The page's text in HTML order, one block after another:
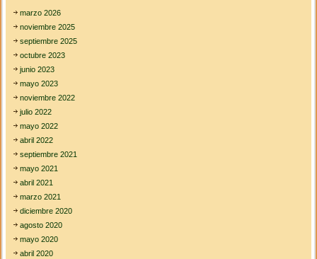
marzo 2026
noviembre 2025
septiembre 2025
octubre 2023
junio 2023
mayo 2023
noviembre 2022
julio 2022
mayo 2022
abril 2022
septiembre 2021
mayo 2021
abril 2021
marzo 2021
diciembre 2020
agosto 2020
mayo 2020
abril 2020